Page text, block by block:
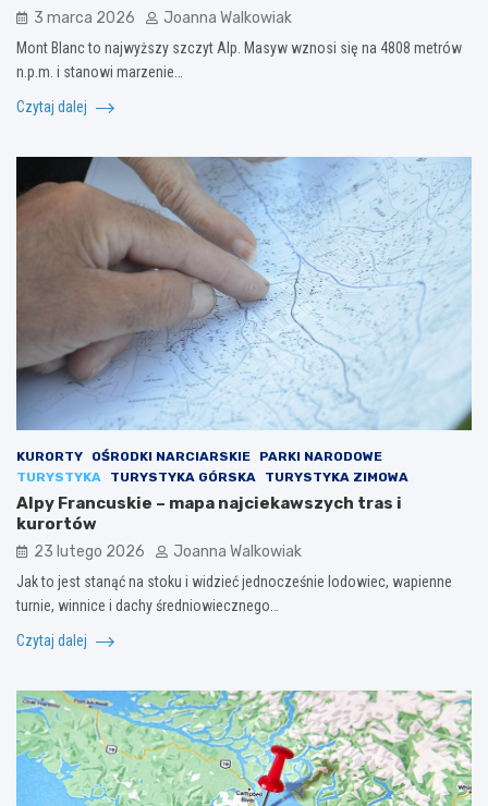
3 marca 2026 Joanna Walkowiak
Mont Blanc to najwyższy szczyt Alp. Masyw wznosi się na 4808 metrów
n.p.m. i stanowi marzenie…
Czytaj dalej
KURORTY OŚRODKI NARCIARSKIE
PARKI NARODOWE
TURYSTYKA
TURYSTYKA GÓRSKA TURYSTYKA ZIMOWA
Alpy Francuskie – mapa najciekawszych tras i
kurortów
23 lutego 2026 Joanna Walkowiak
Jak to jest stanąć na stoku i widzieć jednocześnie lodowiec, wapienne
turnie, winnice i dachy średniowiecznego…
Czytaj dalej